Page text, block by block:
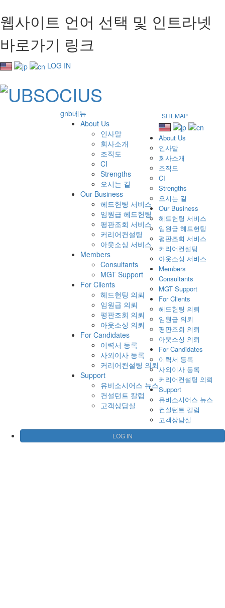
웹사이트 언어 선택 및 인트라넷
바로가기 링크
LOG IN
gnb메뉴
About Us
인사말
회사소개
조직도
CI
Strengths
오시는 길
Our Business
헤드헌팅 서비스
임원급 헤드헌팅
평판조회 서비스
커리어컨설팅
아웃소싱 서비스
Members
Consultants
MGT Support
For Clients
헤드헌팅 의뢰
임원급 의뢰
평판조회 의뢰
아웃소싱 의뢰
For Candidates
이력서 등록
사외이사 등록
커리어컨설팅 의뢰
Support
유비소시어스 뉴스
컨설턴트 칼럼
고객상담실
SITEMAP
About Us
인사말
회사소개
조직도
CI
Strengths
오시는 길
Our Business
헤드헌팅 서비스
임원급 헤드헌팅
평판조회 서비스
커리어컨설팅
아웃소싱 서비스
Members
Consultants
MGT Support
For Clients
헤드헌팅 의뢰
임원급 의뢰
평판조회 의뢰
아웃소싱 의뢰
For Candidates
이력서 등록
사외이사 등록
커리어컨설팅 의뢰
Support
유비소시어스 뉴스
컨설턴트 칼럼
고객상담실
LOG IN